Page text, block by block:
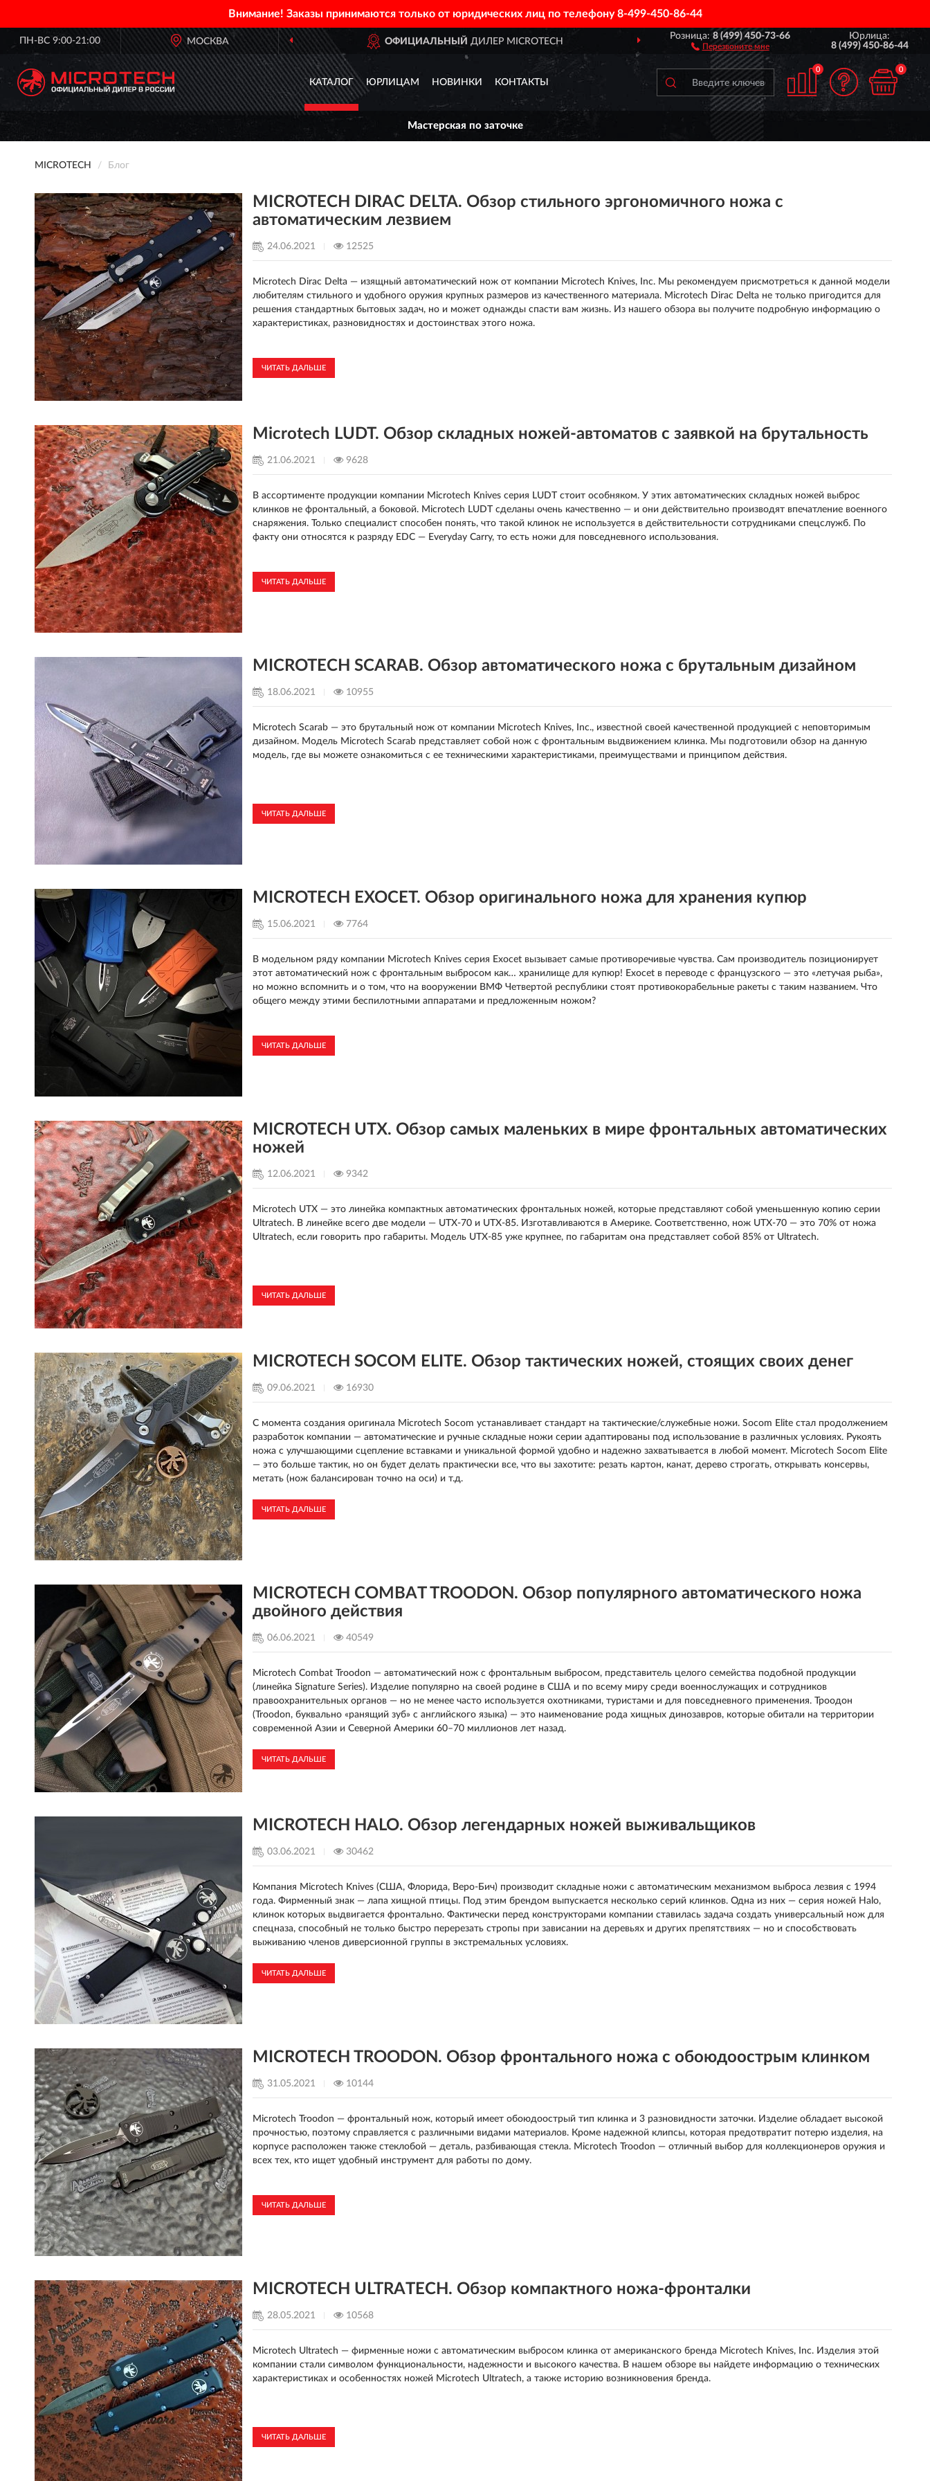
Внимание! Заказы принимаются только от юридических лиц по телефону8-499-450-86-44
ПН-ВС 9:00-21:00 МОСКВА
ОФИЦИАЛЬНЫЙДИЛЕР MICROTECH ДОСТАВИМ ПО ВСЕЙ РОССИИ
Розница:8 (499) 450-73-66
Перезвоните мне
Юрлица:
8 (499) 450-86-44
КАТАЛОГ ЮРЛИЦАМ НОВИНКИ КОНТАКТЫ
0 0
Мастерская по заточке
MICROTECH Блог
MICROTECH DIRAC DELTA. Обзор стильного эргономичного ножа с
автоматическим лезвием
24.06.2021 12525
Microtech Dirac Delta — изящный автоматический нож от компании Microtech Knives, Inc. Мы рекомендуем присмотреться к данной модели
любителям стильного и удобного оружия крупных размеров из качественного материала. Microtech Dirac Delta не только пригодится для
решения стандартных бытовых задач, но и может однажды спасти вам жизнь. Из нашего обзора вы получите подробную информацию о
характеристиках, разновидностях и достоинствах этого ножа.
ЧИТАТЬ ДАЛЬШЕ
Microtech LUDT. Обзор складных ножей-автоматов с заявкой на брутальность
21.06.2021 9628
В ассортименте продукции компании Microtech Knives серия LUDT стоит особняком. У этих автоматических складных ножей выброс
клинков не фронтальный, а боковой. Microtech LUDT сделаны очень качественно — и они действительно производят впечатление военного
снаряжения. Только специалист способен понять, что такой клинок не используется в действительности сотрудниками спецслужб. По
факту они относятся к разряду EDC — Everyday Carry, то есть ножи для повседневного использования.
ЧИТАТЬ ДАЛЬШЕ
MICROTECH SCARAB. Обзор автоматического ножа с брутальным дизайном
18.06.2021 10955
Microtech Scarab — это брутальный нож от компании Microtech Knives, Inc., известной своей качественной продукцией с неповторимым
дизайном. Модель Microtech Scarab представляет собой нож с фронтальным выдвижением клинка. Мы подготовили обзор на данную
модель, где вы можете ознакомиться с ее техническими характеристиками, преимуществами и принципом действия.
ЧИТАТЬ ДАЛЬШЕ
MICROTECH EXOCET. Обзор оригинального ножа для хранения купюр
15.06.2021 7764
В модельном ряду компании Microtech Knives серия Exocet вызывает самые противоречивые чувства. Сам производитель позиционирует
этот автоматический нож с фронтальным выбросом как… хранилище для купюр! Exocet в переводе с французского — это «летучая рыба»,
но можно вспомнить и о том, что на вооружении ВМФ Четвертой республики стоят противокорабельные ракеты с таким названием. Что
общего между этими беспилотными аппаратами и предложенным ножом?
ЧИТАТЬ ДАЛЬШЕ
MICROTECH UTX. Обзор самых маленьких в мире фронтальных автоматических
ножей
12.06.2021 9342
Microtech UTX — это линейка компактных автоматических фронтальных ножей, которые представляют собой уменьшенную копию серии
Ultratech. В линейке всего две модели — UTX-70 и UTX-85. Изготавливаются в Америке. Соответственно, нож UTX-70 — это 70% от ножа
Ultratech, если говорить про габариты. Модель UTX-85 уже крупнее, по габаритам она представляет собой 85% от Ultratech.
ЧИТАТЬ ДАЛЬШЕ
MICROTECH SOCOM ELITE. Обзор тактических ножей, стоящих своих денег
09.06.2021 16930
С момента создания оригинала Microtech Socom устанавливает стандарт на тактические/служебные ножи. Socom Elite стал продолжением
разработок компании — автоматические и ручные складные ножи серии адаптированы под использование в различных условиях. Рукоять
ножа с улучшающими сцепление вставками и уникальной формой удобно и надежно захватывается в любой момент. Microtech Socom Elite
— это больше тактик, но он будет делать практически все, что вы захотите: резать картон, канат, дерево строгать, открывать консервы,
метать (нож балансирован точно на оси) и т.д.
ЧИТАТЬ ДАЛЬШЕ
MICROTECH COMBAT TROODON. Обзор популярного автоматического ножа
двойного действия
06.06.2021 40549
Microtech Combat Troodon — автоматический нож с фронтальным выбросом, представитель целого семейства подобной продукции
(линейка Signature Series). Изделие популярно на своей родине в США и по всему миру среди военнослужащих и сотрудников
правоохранительных органов — но не менее часто используется охотниками, туристами и для повседневного применения. Троодон
(Troodon, буквально «ранящий зуб» с английского языка) — это наименование рода хищных динозавров, которые обитали на территории
современной Азии и Северной Америки 60–70 миллионов лет назад.
ЧИТАТЬ ДАЛЬШЕ
MICROTECH HALO. Обзор легендарных ножей выживальщиков
03.06.2021 30462
Компания Microtech Knives (США, Флорида, Веро-Бич) производит складные ножи с автоматическим механизмом выброса лезвия с 1994
года. Фирменный знак — лапа хищной птицы. Под этим брендом выпускается несколько серий клинков. Одна из них — серия ножей Halo,
клинок которых выдвигается фронтально. Фактически перед конструкторами компании ставилась задача создать универсальный нож для
спецназа, способный не только быстро перерезать стропы при зависании на деревьях и других препятствиях — но и способствовать
выживанию членов диверсионной группы в экстремальных условиях.
ЧИТАТЬ ДАЛЬШЕ
MICROTECH TROODON. Обзор фронтального ножа с обоюдоострым клинком
31.05.2021 10144
Microtech Troodon — фронтальный нож, который имеет обоюдоострый тип клинка и 3 разновидности заточки. Изделие обладает высокой
прочностью, поэтому справляется с различными видами материалов. Кроме надежной клипсы, которая предотвратит потерю изделия, на
корпусе расположен также стеклобой — деталь, разбивающая стекла. Microtech Troodon — отличный выбор для коллекционеров оружия и
всех тех, кто ищет удобный инструмент для работы по дому.
ЧИТАТЬ ДАЛЬШЕ
MICROTECH ULTRATECH. Обзор компактного ножа-фронталки
28.05.2021 10568
Microtech Ultratech — фирменные ножи с автоматическим выбросом клинка от американского бренда Microtech Knives, Inc. Изделия этой
компании стали символом функциональности, надежности и высокого качества. В нашем обзоре вы найдете информацию о технических
характеристиках и особенностях ножей Microtech Ultratech, а также историю возникновения бренда.
ЧИТАТЬ ДАЛЬШЕ